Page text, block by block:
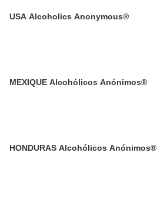
USA Alcoholics Anonymous®
MEXIQUE Alcohólicos Anónimos®
HONDURAS Alcohólicos Anónimos®